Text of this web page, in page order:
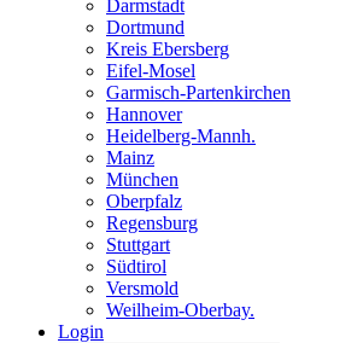
Darmstadt
Dortmund
Kreis Ebersberg
Eifel-Mosel
Garmisch-Partenkirchen
Hannover
Heidelberg-Mannh.
Mainz
München
Oberpfalz
Regensburg
Stuttgart
Südtirol
Versmold
Weilheim-Oberbay.
Login